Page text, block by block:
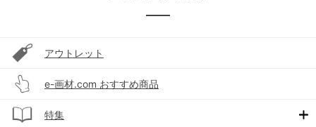
アウトレット
e-画材.com おすすめ商品
特集